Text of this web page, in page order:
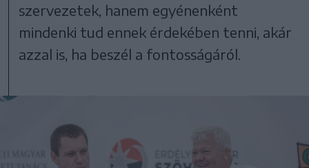
szervezetek, hanem egyénenként
mindenki tud ennek érdekében tenni, akár
azzal is, ha beszél a fontosságáról.